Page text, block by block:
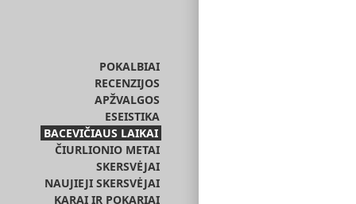
POKALBIAI
RECENZIJOS
APŽVALGOS
ESEISTIKA
BACEVIČIAUS LAIKAI
ČIURLIONIO METAI
SKERSVĖJAI
NAUJIEJI SKERSVĖJAI
KARAI IR POKARIAI